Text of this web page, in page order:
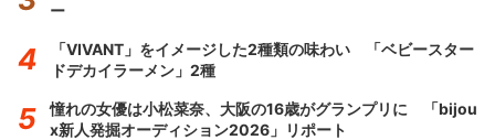
ー
「VIVANT」をイメージした2種類の味わい 「ベビースター
ドデカイラーメン」2種
憧れの女優は小松菜奈、大阪の16歳がグランプリに 「bijou
x新人発掘オーディション2026」リポート